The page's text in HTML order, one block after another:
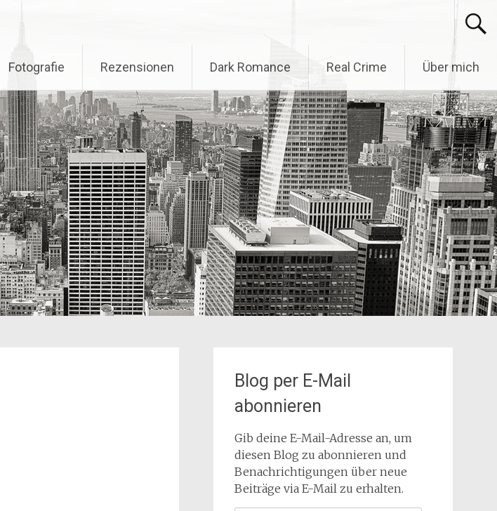
Fotografie Rezensionen Dark Romance Real Crime Über mich
Blog per E-Mail
abonnieren
Gib deine E-Mail-Adresse an, um
diesen Blog zu abonnieren und
Benachrichtigungen über neue
Beiträge via E-Mail zu erhalten.